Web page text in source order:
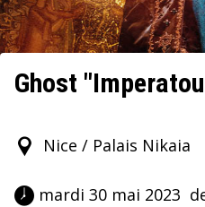
Ghost
Nice / Palais Nikaia
mardi 30 mai 2023